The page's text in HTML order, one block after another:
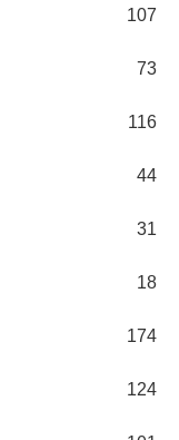
107
73
116
44
31
18
174
124